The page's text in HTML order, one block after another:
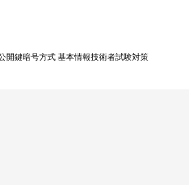
開鍵暗号方式 基本情報技術者試験対策